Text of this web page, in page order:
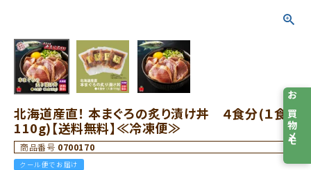
北海道産直！ 本まぐろの炙り漬け丼 ４食分(１食：
110g)【送料無料】≪冷凍便≫
商品番号 0700170
クール便でお届け
お買物メモ